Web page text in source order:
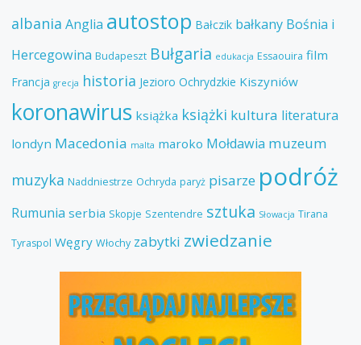
albania Anglia autostop Bałczik bałkany Bośnia i
Hercegowina Budapeszt Bułgaria edukacja Essaouira film
Francja grecja historia Jezioro Ochrydzkie Kiszyniów
koronawirus książka książki kultura literatura
londyn Macedonia malta maroko Mołdawia muzeum
muzyka Naddniestrze Ochryda paryż pisarze podróż
Rumunia serbia Skopje Szentendre sztuka Słowacja Tirana
Tyraspol Węgry Włochy zabytki zwiedzanie